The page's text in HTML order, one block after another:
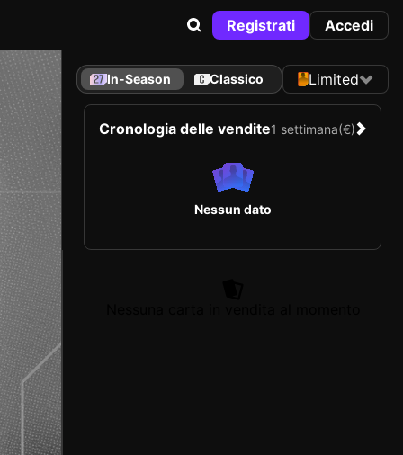
Registrati Accedi
In-Season Classico Limited
Cronologia delle vendite1 settimana(€)
Nessun dato